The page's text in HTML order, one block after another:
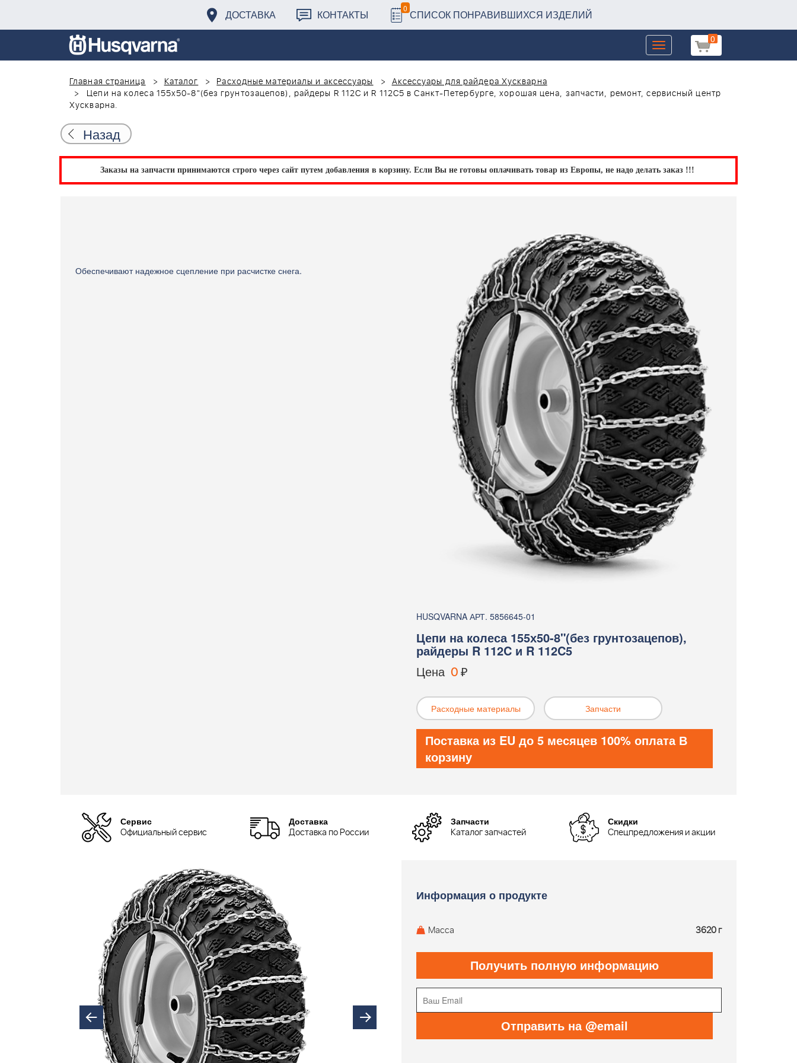
ДОСТАВКА КОНТАКТЫ 0 СПИСОК ПОНРАВИВШИХСЯ ИЗДЕЛИЙ
0
Toggle
navigation
Главная страница
Каталог Расходные материалы и аксессуары
Аксессуары для райдера Хускварна
Цепи на колеса 155х50-8"(без грунтозацепов), райдеры R 112C и R 112C5 в Санкт-Петербурге, хорошая цена, запчасти, ремонт, сервисный центр
Хускварна.
Назад
Заказы на запчасти принимаются строго через сайт путем добавления в корзину. Если Вы не готовы оплачивать товар из Европы, не надо делать заказ !!!
Обеспечивают надежное сцепление при расчистке снега.
HUSQVARNA АРТ. 5856645-01
Цепи на колеса 155х50-8"(без грунтозацепов),
райдеры R 112C и R 112C5
Цена 0₽
Расходные материалы Запчасти
Поставка из EU до 5 месяцев 100% оплата В
корзину
Сервис
Официальный сервис
Доставка
Доставка по России
Запчасти
Каталог запчастей
Скидки
Спецпредложения и акции
Информация о продукте
Масса 3620 г
Получить полную информацию
Отправить на @email